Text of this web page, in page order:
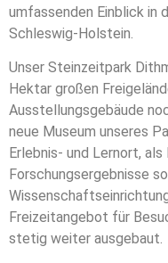
umfassenden Einblick in
Schleswig-Holstein.
Unser Steinzeitpark
Hektar großen
Ausstellungsgebäude
neue Museum unseres
Erlebnis- und Lernort,
Forschungsergebnisse
Freizeitangebot für
stetig weiter ausgebaut.